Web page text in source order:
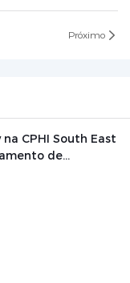
Próximo
CPHI South East
de